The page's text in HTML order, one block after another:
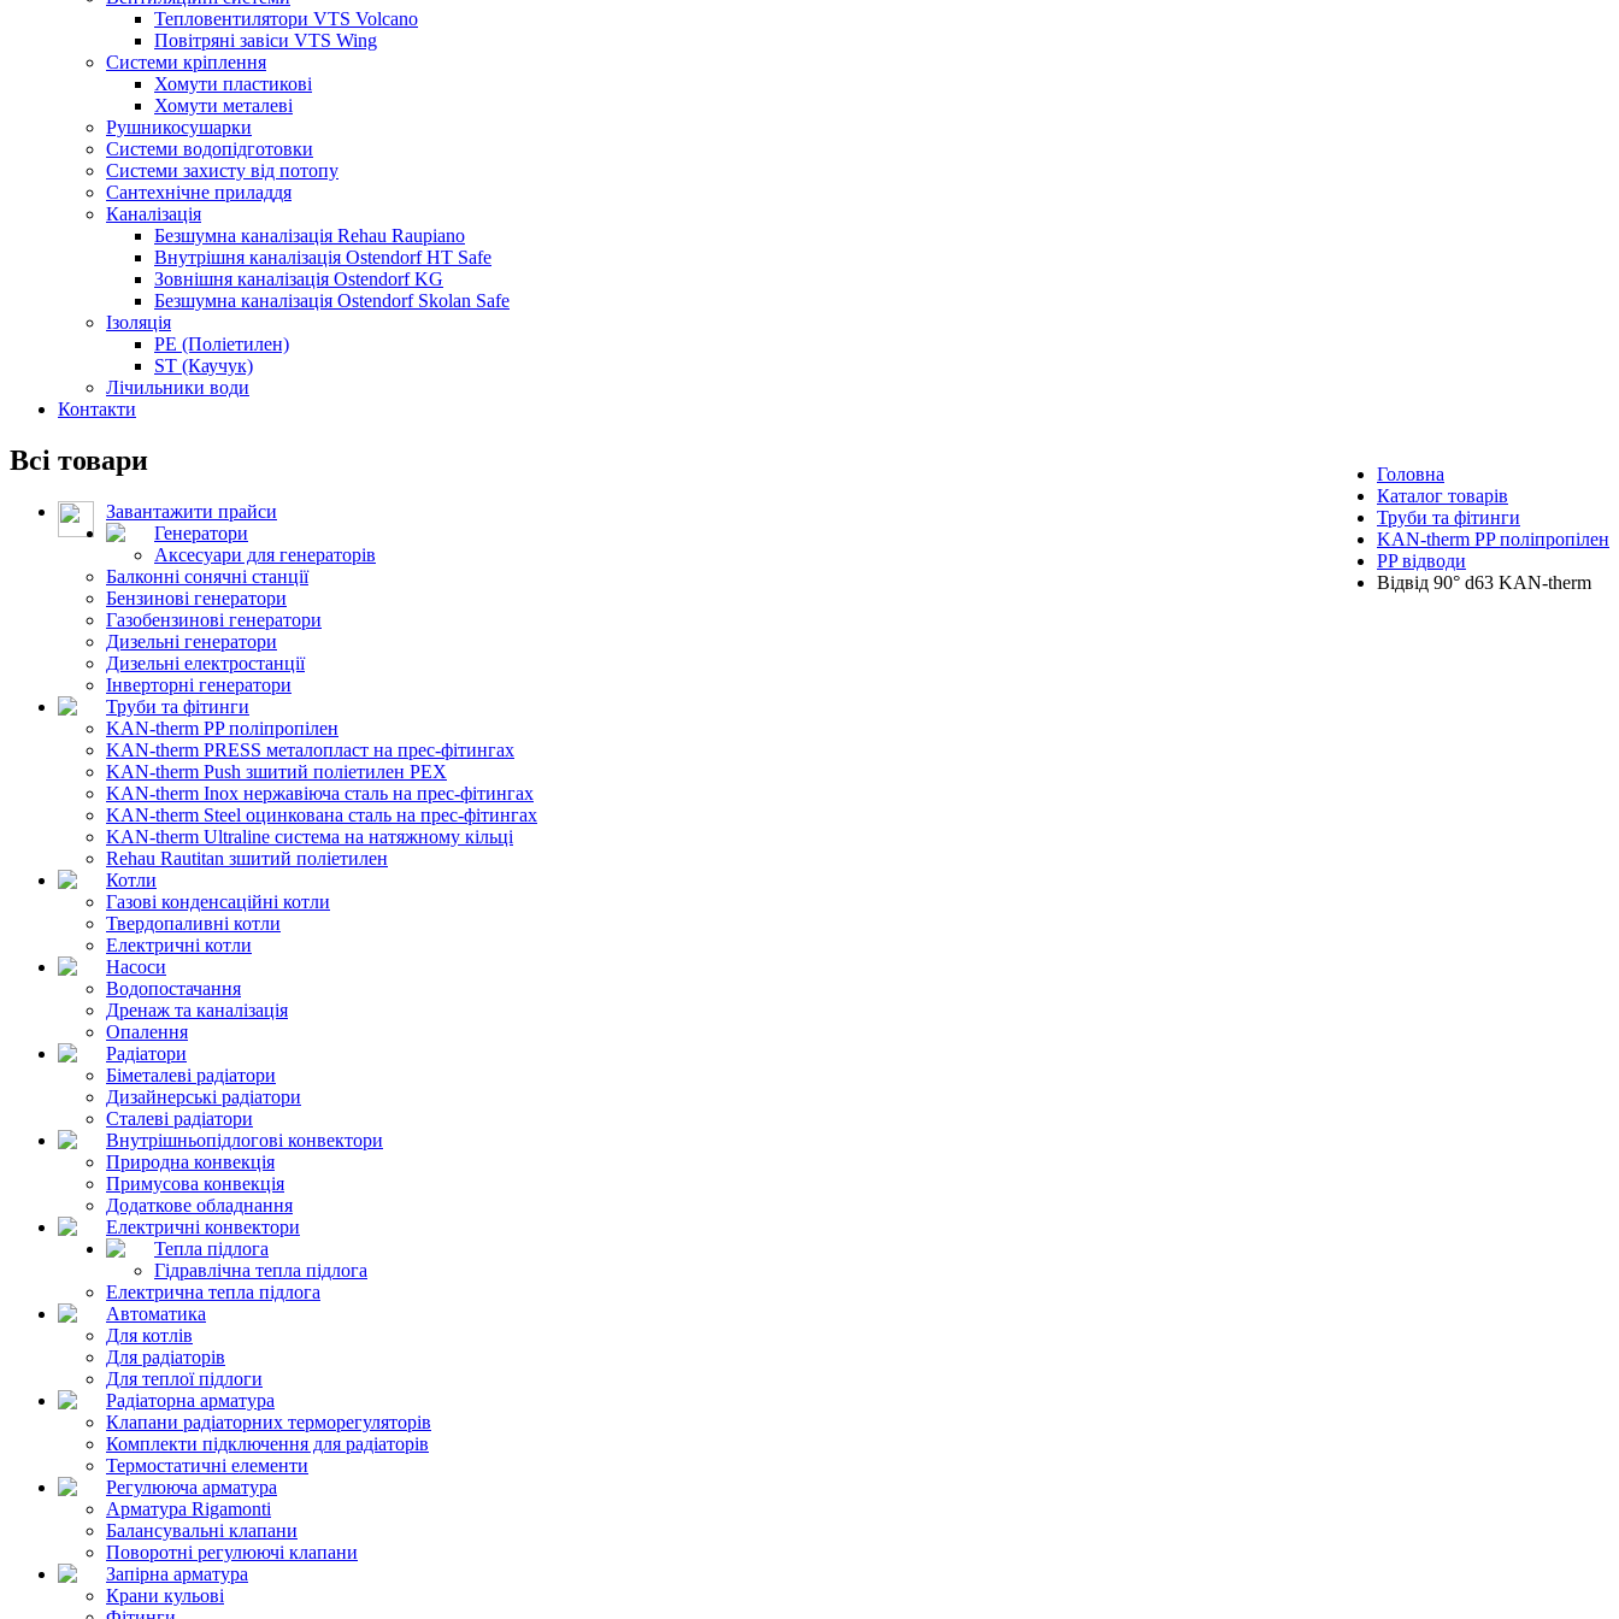
Тепловентилятори VTS Volcano
Повітряні завіси VTS Wing
Системи кріплення
Хомути пластикові
Хомути металеві
Рушникосушарки
Системи водопідготовки
Системи захисту від потопу
Сантехнічне приладдя
Каналізація
Безшумна каналізація Rehau Raupiano
Внутрішня каналізація Ostendorf HT Safe
Зовнішня каналізація Ostendorf KG
Безшумна каналізація Ostendorf Skolan Safe
Ізоляція
PE (Поліетилен)
ST (Каучук)
Лічильники води
Контакти
Головна
Каталог товарів
Труби та фітинги
KAN-therm PP поліпропілен
PP відводи
Відвід 90° d63 KAN-therm
Всі товари
Завантажити прайси
Генератори
Аксесуари для генераторів
Балконні сонячні станції
Бензинові генератори
Газобензинові генератори
Дизельні генератори
Дизельні електростанції
Інверторні генератори
Труби та фітинги
KAN-therm PP поліпропілен
KAN-therm PRESS металопласт на прес-фітингах
KAN-therm Push зшитий поліетилен PEX
KAN-therm Inox нержавіюча сталь на прес-фітингах
KAN-therm Steel оцинкована сталь на прес-фітингах
KAN-therm Ultraline система на натяжному кільці
Rehau Rautitan зшитий поліетилен
Котли
Газові конденсаційні котли
Твердопаливні котли
Електричні котли
Насоси
Водопостачання
Дренаж та каналізація
Опалення
Радіатори
Біметалеві радіатори
Дизайнерські радіатори
Сталеві радіатори
Внутрішньопідлогові конвектори
Природна конвекція
Примусова конвекція
Додаткове обладнання
Електричні конвектори
Тепла підлога
Гідравлічна тепла підлога
Електрична тепла підлога
Автоматика
Для котлів
Для радіаторів
Для теплої підлоги
Радіаторна арматура
Клапани радіаторних терморегуляторів
Комплекти підключення для радіаторів
Термостатичні елементи
Регулююча арматура
Арматура Rigamonti
Балансувальні клапани
Поворотні регулюючі клапани
Запірна арматура
Крани кульові